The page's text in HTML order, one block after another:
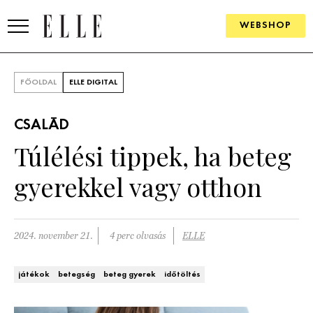
WEBSHOP
SZÉPSÉG
KULTÚRA
PSZICHÉ
ÉLETMÓD
FŐOLDAL ELLE DIGITAL
CSALÁD
Túlélési tippek, ha beteg
gyerekkel vagy otthon
2024. november 21. 4 perc olvasás ELLE
játékok betegség beteg gyerek időtöltés